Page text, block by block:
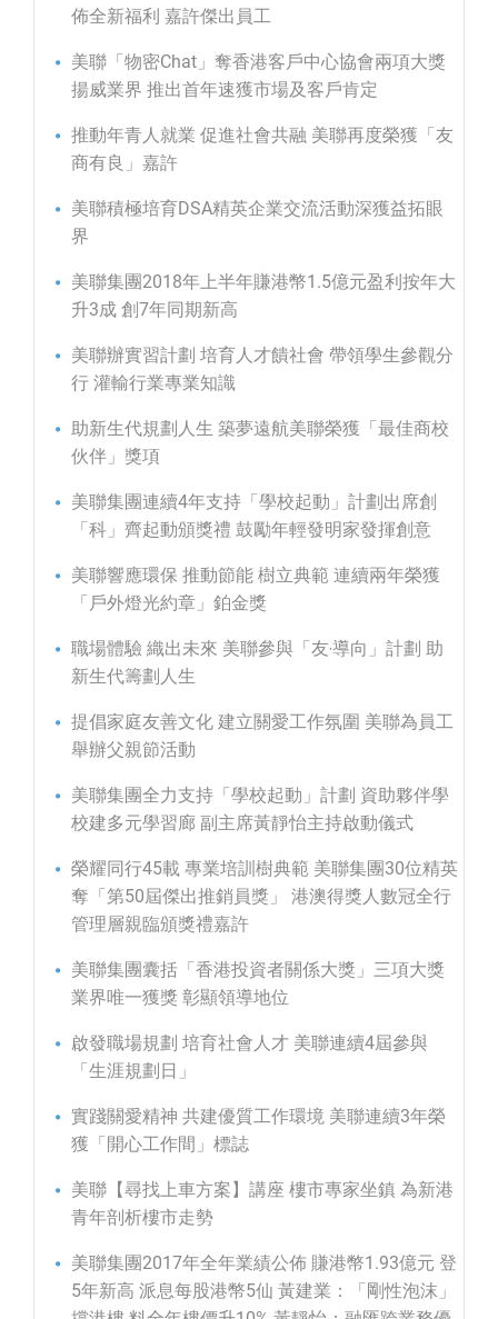
佈全新福利 嘉許傑出員工
美聯「物密Chat」奪香港客戶中心協會兩項大獎
揚威業界 推出首年速獲市場及客戶肯定
推動年青人就業 促進社會共融 美聯再度榮獲「友
商有良」嘉許
美聯積極培育DSA精英企業交流活動深獲益拓眼
界
美聯集團2018年上半年賺港幣1.5億元盈利按年大
升3成 創7年同期新高
美聯辦實習計劃 培育人才饋社會 帶領學生參觀分
行 灌輸行業專業知識
助新生代規劃人生 築夢遠航美聯榮獲「最佳商校
伙伴」獎項
美聯集團連續4年支持「學校起動」計劃出席創
「科」齊起動頒獎禮 鼓勵年輕發明家發揮創意
美聯響應環保 推動節能 樹立典範 連續兩年榮獲
「戶外燈光約章」鉑金獎
職場體驗 織出未來 美聯參與「友‧導向」計劃 助
新生代籌劃人生
提倡家庭友善文化 建立關愛工作氛圍 美聯為員工
舉辦父親節活動
美聯集團全力支持「學校起動」計劃 資助夥伴學
校建多元學習廊 副主席黃靜怡主持啟動儀式
榮耀同行45載 專業培訓樹典範 美聯集團30位精英
奪「第50屆傑出推銷員獎」 港澳得獎人數冠全行
管理層親臨頒獎禮嘉許
美聯集團囊括「香港投資者關係大獎」三項大獎
業界唯一獲獎 彰顯領導地位
啟發職場規劃 培育社會人才 美聯連續4屆參與
「生涯規劃日」
實踐關愛精神 共建優質工作環境 美聯連續3年榮
獲「開心工作間」標誌
美聯【尋找上車方案】講座 樓市專家坐鎮 為新港
青年剖析樓市走勢
美聯集團2017年全年業績公佈 賺港幣1.93億元 登
5年新高 派息每股港幣5仙 黃建業：「剛性泡沫」